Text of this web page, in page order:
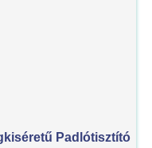
Padlótisztító